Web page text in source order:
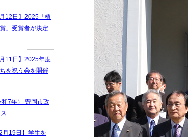
12日】2025「植
」受賞者が決定
11日】2025年度
を祝う会を開催
7年） 豊岡市政
月19日】学生を